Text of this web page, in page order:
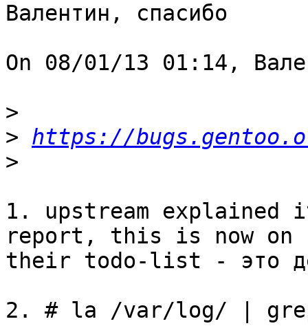
Валентин, спасибо
On 08/01/13 01:14,
>
> https://
>
1. upstream explained
report, this is now on
their todo-list - это
2. # la /var/log/ |